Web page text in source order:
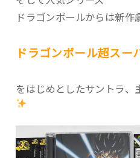
ドラゴンボールからは新作
ドラゴンボール超スー
をはじめとしたサントラ、